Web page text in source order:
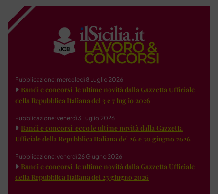
Pubblicazione: mercoledì 8 Luglio 2026
Bandi e concorsi: le ultime novità dalla Gazzetta Ufficiale
della Repubblica Italiana del 3 e 7 luglio 2026
Pubblicazione: venerdì 3 Luglio 2026
Bandi e concorsi: ecco le ultime novità dalla Gazzetta
Ufficiale della Repubblica Italiana del 26 e 30 giugno 2026
Pubblicazione: venerdì 26 Giugno 2026
Bandi e concorsi: le ultime novità dalla Gazzetta Ufficiale
della Repubblica Italiana del 23 giugno 2026